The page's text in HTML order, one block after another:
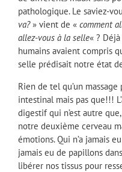
pathologique. Le saviez-
va?» vient de « comment
allez-vous à la selle« ?
humains avaient compris
selle prédisait notre état
Rien de tel qu’un
intestinal mais pas que!!!
digestif qui n’est autre
notre deuxième cerveau
émotions. Qui n’a jamais
jamais eu de papillons
libérer nos tissus pour